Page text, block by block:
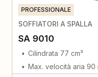
PROFESSIONALE
SOFFIATORI A SPALLA
SA 9010
Cilindrata 77 cm³
Max. velocità aria 90